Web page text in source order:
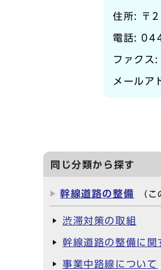
住所: 〒
電話:
ファク
メールア
同じ分類から探す
幹線道路の整備 （
渋滞対策の取組
幹線道路の整備に関
事業中路線について